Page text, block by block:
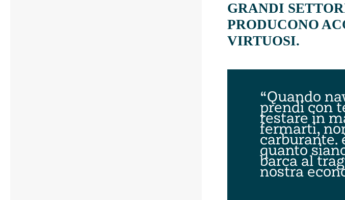
GRANDI
PRODUCONO
VIRTUOSI.
“Quando
prendi con
restare in
fermarti,
carburante.
quanto
barca al
nostra